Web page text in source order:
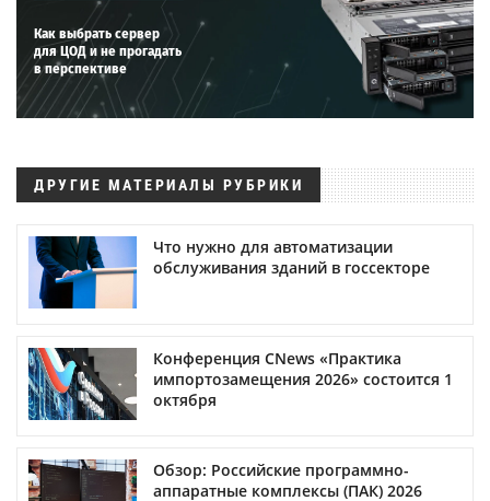
Как выбрать сервер
для ЦОД и не прогадать
в перспективе
ДРУГИЕ МАТЕРИАЛЫ РУБРИКИ
Что нужно для автоматизации
обслуживания зданий в госсекторе
Конференция CNews «Практика
импортозамещения 2026» состоится 1
октября
Обзор: Российские программно-
аппаратные комплексы (ПАК) 2026